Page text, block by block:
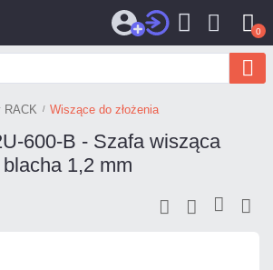
0
RACK Wiszące do złożenia
600-B - Szafa wisząca
1,2 mm